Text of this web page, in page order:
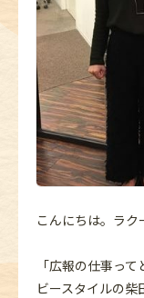
こんにちは。ラク
「広報の仕事っ
ビースタイルの柴